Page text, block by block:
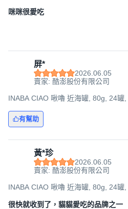
咪咪很愛吃
屏*
2026.06.05
賣家: 酷澎股份有限公司
INABA CIAO 啾嚕 近海罐, 80g, 24罐,
有幫助
黃*珍
2026.06.05
賣家: 酷澎股份有限公司
INABA CIAO 啾嚕 近海罐, 80g, 24罐
很快就收到了，貓貓愛吃的品牌之一